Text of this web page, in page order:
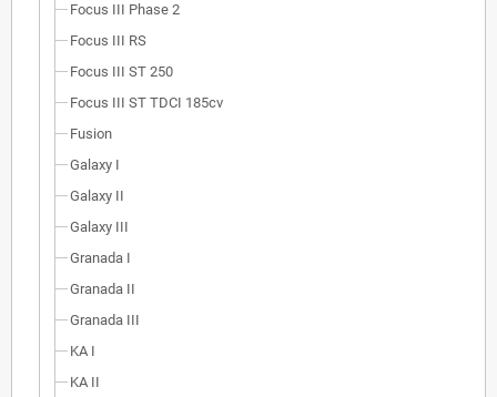
Focus III Phase 2
Focus III RS
Focus III ST 250
Focus III ST TDCI 185cv
Fusion
Galaxy I
Galaxy II
Galaxy III
Granada I
Granada II
Granada III
KA I
KA II